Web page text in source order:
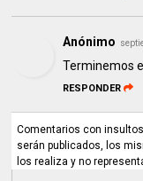
Anónimo
Terminemos
RESPONDER
Comentarios con
serán publicados, los
los realiza y no